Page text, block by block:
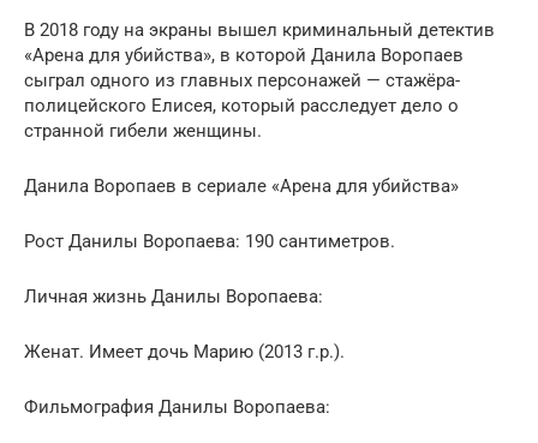
В 2018 году на экраны вышел криминальный детектив
«Арена для убийства», в которой Данила Воропаев
сыграл одного из главных персонажей — стажёра-
полицейского Елисея, который расследует дело о
странной гибели женщины.
Данила Воропаев в сериале «Арена для убийства»
Рост Данилы Воропаева: 190 сантиметров.
Личная жизнь Данилы Воропаева:
Женат. Имеет дочь Марию (2013 г.р.).
Фильмография Данилы Воропаева: